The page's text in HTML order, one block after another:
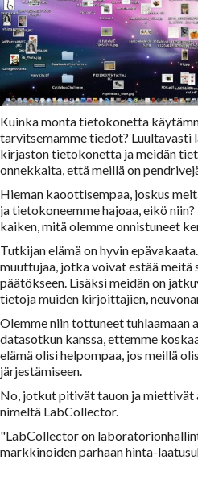
Kuinka monta tietokonetta
tarvitsemamme tiedot?
kirjaston tietokonetta ja meidän
onnekkaita, että meillä on
Hieman kaoottisempaa, joskus
ja tietokoneemme hajoaa, eikö
kaiken, mitä olemme onnistuneet
Tutkijan elämä on hyvin
muuttujaa, jotka voivat estää
päätökseen. Lisäksi meidän on
tietoja muiden kirjoittajien,
Olemme niin tottuneet tuhlaamaan
datasotkun kanssa, ettemme
elämä olisi helpompaa, jos meillä
järjestämiseen.
No, jotkut pitivät tauon ja miettivät
nimeltä LabCollector.
"LabCollector on
markkinoiden parhaan hinta-